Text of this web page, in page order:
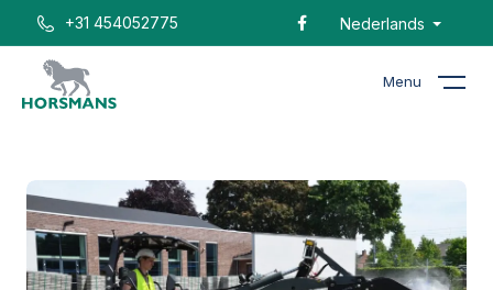
+31 454052775 Nederlands
Menu
Home Catalogus Giant G2200E (Elektrische shovel)